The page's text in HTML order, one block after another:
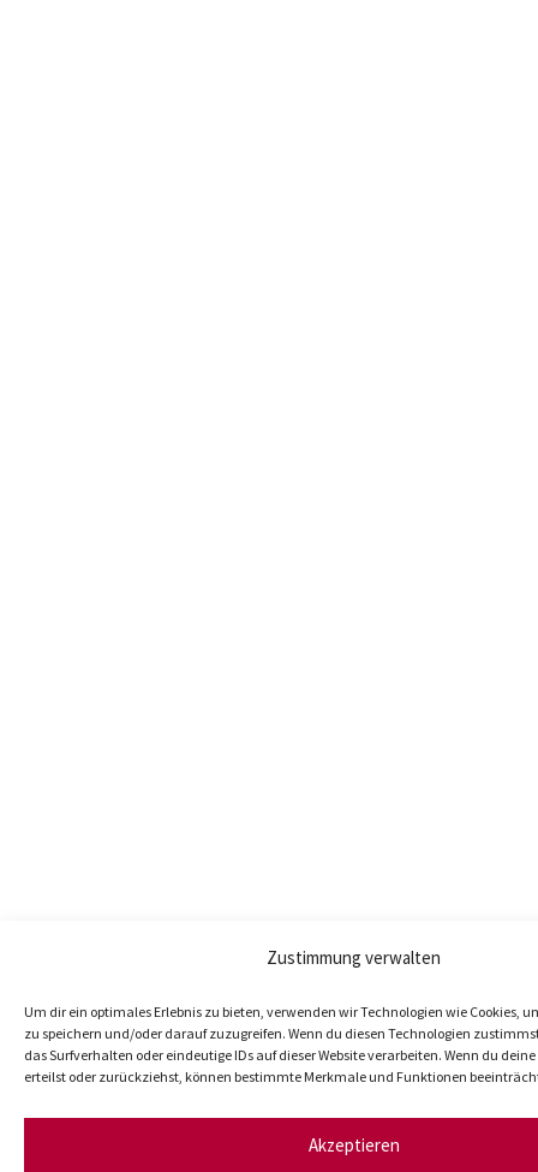
Zustimmung verwalten
Um dir ein optimales Erlebnis zu bieten, verwenden wir Technologien wie Cookies,
zu speichern und/oder darauf zuzugreifen. Wenn du diesen Technologien
das Surfverhalten oder eindeutige IDs auf dieser Website verarbeiten. Wenn du
erteilst oder zurückziehst, können bestimmte Merkmale und Funktionen
Akzeptieren